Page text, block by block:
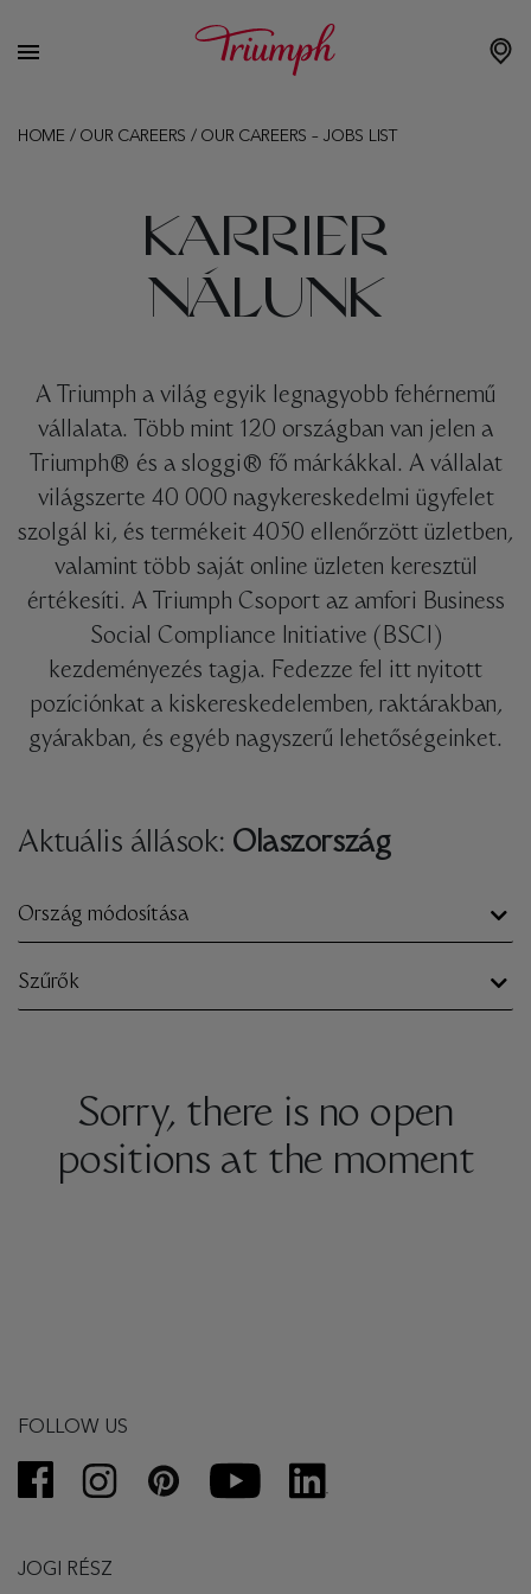
HOME/ OUR CAREERS / OUR CAREERS – JOBS LIST
KARRIER
NÁLUNK
A Triumph a világ egyik legnagyobb fehérnemű
vállalata. Több mint 120 országban van jelen a
Triumph® és a sloggi® fő márkákkal. A vállalat
világszerte 40 000 nagykereskedelmi ügyfelet
szolgál ki, és termékeit 4050 ellenőrzött üzletben,
valamint több saját online üzleten keresztül
értékesíti. A Triumph Csoport az amfori Business
Social Compliance Initiative (BSCI)
kezdeményezés tagja. Fedezze fel itt nyitott
pozíciónkat a kiskereskedelemben, raktárakban,
gyárakban, és egyéb nagyszerű lehetőségeinket.
Aktuális állások: Olaszország
Ország módosítása
Szűrők
Sorry, there is no open
positions at the moment
FOLLOW US
JOGI RÉSZ